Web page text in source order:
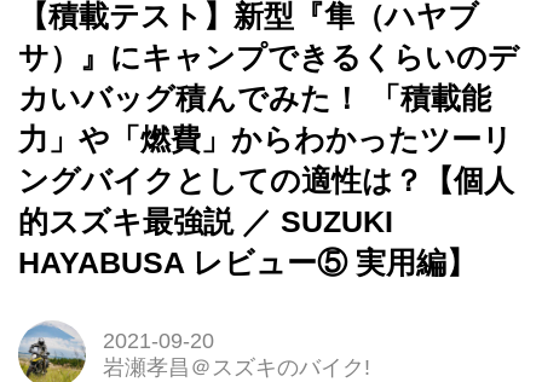
【積載テスト】新型『隼（ハヤブ
サ）』にキャンプできるくらいのデ
カいバッグ積んでみた！ 「積載能
力」や「燃費」からわかったツーリ
ングバイクとしての適性は？【個人
的スズキ最強説 ／ SUZUKI
HAYABUSA レビュー⑤ 実用編】
2021-09-20
岩瀬孝昌＠スズキのバイク!